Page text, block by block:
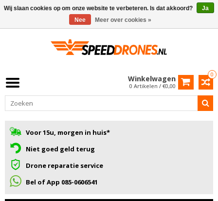
0
Winkelwagen
0 Artikelen / €0,00
Voor 15u, morgen in huis*
Niet goed geld terug
Drone reparatie service
Bel of App 085-0606541
Wij slaan cookies op om onze website te verbeteren. Is dat akkoord?
Ja
Nee
Meer over cookies »